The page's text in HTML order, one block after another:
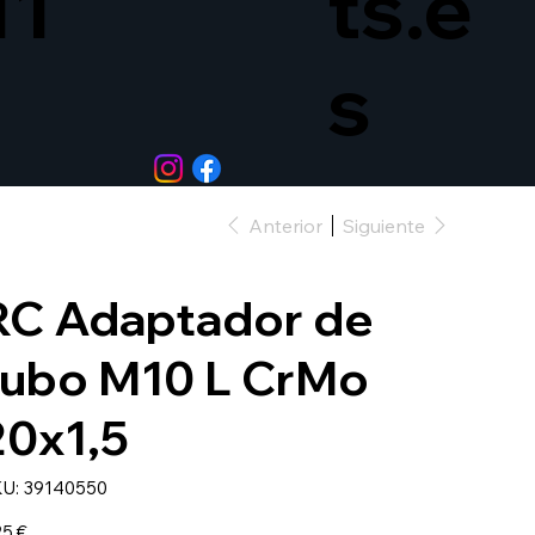
s
Anterior Siguiente
Adaptador de
M10 L CrMo
SKU
39140550
39140550